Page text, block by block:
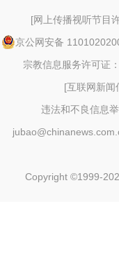
[网上传播视听节目
京公网安备
宗教信息服务许可证
[互联网新闻
违法和不良信息
Copyright ©1999-